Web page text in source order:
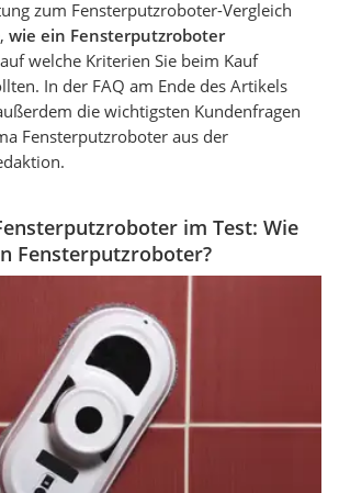
zum Fensterputzroboter-Vergleich
wie ein Fensterputzroboter
welche Kriterien Sie beim Kauf
In der FAQ am Ende des Artikels
die wichtigsten Kundenfragen
Fensterputzroboter aus der
im Test: Wie
Fensterputzroboter?